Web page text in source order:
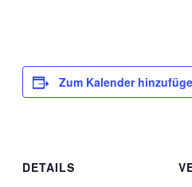
Zum Kalender
DETAILS